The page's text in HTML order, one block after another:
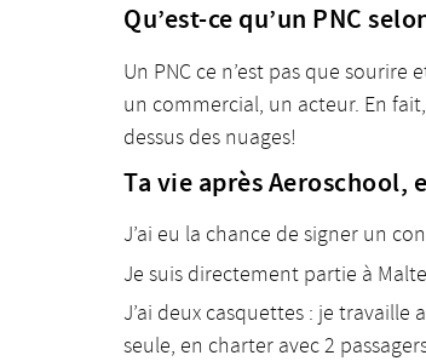
Qu’est-ce qu’un PNC
Un PNC ce n’est pas que
un commercial, un acteur. En
dessus des nuages!
Ta vie après Aeroschool,
J’ai eu la chance de signer un
Je suis directement partie à
J’ai deux casquettes : je
seule, en charter avec 2